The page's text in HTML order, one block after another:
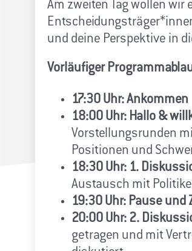
Am zweiten Tag wollen
und deine Perspektive in
Vorläufiger
17:30 Uhr: Ankommen
18:00 Uhr: Hallo &
Vorstellungsrunden
Positionen und
18:30 Uhr: 1.
Austausch mit
19:30 Uhr: Pause
20:00 Uhr: 2.
getragen und mit